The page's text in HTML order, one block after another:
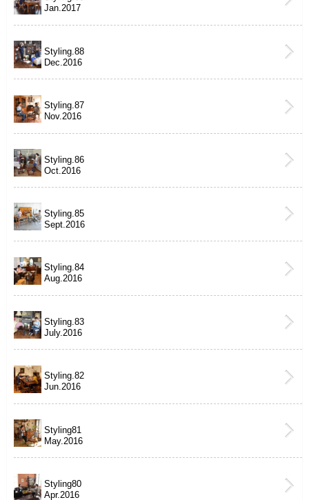
Jan.2017
Styling.88
Dec.2016
Styling.87
Nov.2016
Styling.86
Oct.2016
Styling.85
Sept.2016
Styling.84
Aug.2016
Styling.83
July.2016
Styling.82
Jun.2016
Styling81
May.2016
Styling80
Apr.2016